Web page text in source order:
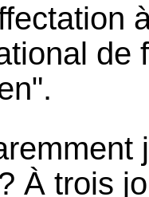
de
À trois